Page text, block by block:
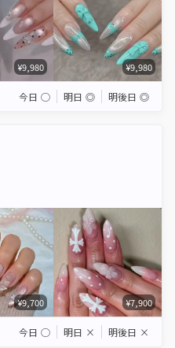
¥9,980 ¥9,980
今日 ◯ 明日 ◎ 明後日 ◎
¥9,700 ¥7,900
今日 ◯ 明日 × 明後日 ×